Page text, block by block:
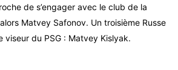
de s’engager avec le club de la
Matvey Safonov. Un troisième Russe
viseur du PSG : Matvey Kislyak.